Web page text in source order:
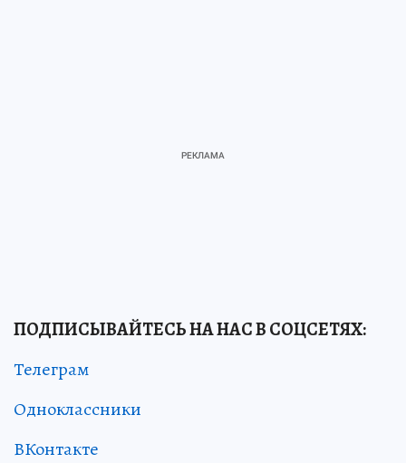
ПОДПИСЫВАЙТЕСЬ НА НАС В СОЦСЕТЯХ:
Телеграм
Одноклассники
ВКонтакте